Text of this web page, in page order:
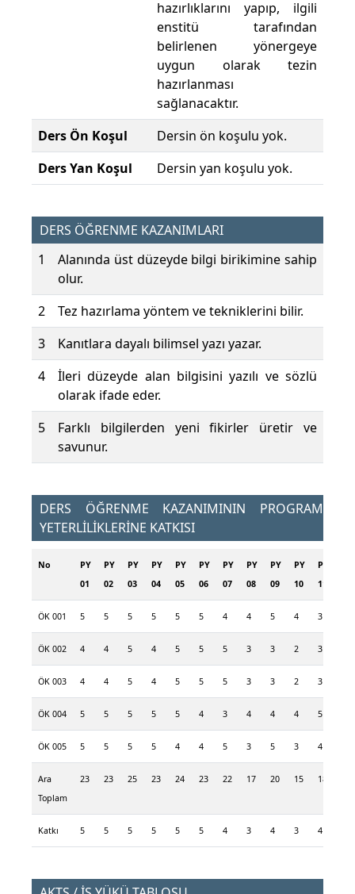
hazırlıklarını yapıp, ilgili
enstitü tarafından
belirlenen yönergeye
uygun olarak tezin
hazırlanması
sağlanacaktır.
Ders Ön Koşul
Dersin ön koşulu yok.
Ders Yan Koşul
Dersin yan koşulu yok.
DERS ÖĞRENME KAZANIMLARI
1
Alanında üst düzeyde bilgi birikimine sahip
olur.
2
Tez hazırlama yöntem ve tekniklerini bilir.
3
Kanıtlara dayalı bilimsel yazı yazar.
4
İleri düzeyde alan bilgisini yazılı ve sözlü
olarak ifade eder.
5
Farklı bilgilerden yeni fikirler üretir ve
savunur.
DERS ÖĞRENME KAZANIMININ PROGRAM
YETERLİLİKLERİNE KATKISI
No
PY
01
PY
02
PY
03
PY
04
PY
05
PY
06
PY
07
PY
08
PY
09
PY
10
PY
11
ÖK 001 5 5 5 5 5 5 4 4 5 4 3
ÖK 002 4 4 5 4 5 5 5 3 3 2 3
ÖK 003 4 4 5 4 5 5 5 3 3 2 3
ÖK 004 5 5 5 5 5 4 3 4 4 4 5
ÖK 005 5 5 5 5 4 4 5 3 5 3 4
Ara
Toplam
23 23 25 23 24 23 22 17 20 15 18
Katkı 5 5 5 5 5 5 4 3 4 3 4